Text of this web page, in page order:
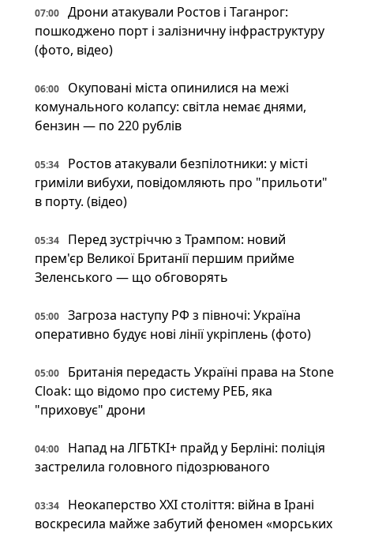
07:00
Дрони атакували Ростов і Таганрог:
пошкоджено порт і залізничну інфраструктуру
(фото, відео)
06:00
Окуповані міста опинилися на межі
комунального колапсу: світла немає днями,
бензин — по 220 рублів
05:34
Ростов атакували безпілотники: у місті
гриміли вибухи, повідомляють про "прильоти"
в порту. (відео)
05:34
Перед зустріччю з Трампом: новий
прем'єр Великої Британії першим прийме
Зеленського — що обговорять
05:00
Загроза наступу РФ з півночі: Україна
оперативно будує нові лінії укріплень (фото)
05:00
Британія передасть Україні права на Stone
Cloak: що відомо про систему РЕБ, яка
"приховує" дрони
04:00
Напад на ЛГБТКІ+ прайд у Берліні: поліція
застрелила головного підозрюваного
03:34
Неокаперство XXI століття: війна в Ірані
воскресила майже забутий феномен «морських